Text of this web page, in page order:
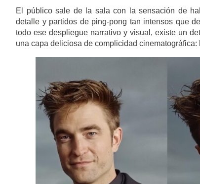
El público sale de la sala con la sensación de
detalle y partidos de ping-pong tan intensos que
todo ese despliegue narrativo y visual, existe un
una capa deliciosa de complicidad